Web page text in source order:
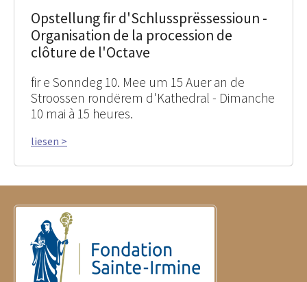
Opstellung fir d'Schlussprëssessioun -
Organisation de la procession de
clôture de l'Octave
fir e Sonndeg 10. Mee um 15 Auer an de
Stroossen rondërem d'Kathedral - Dimanche
10 mai à 15 heures.
liesen >